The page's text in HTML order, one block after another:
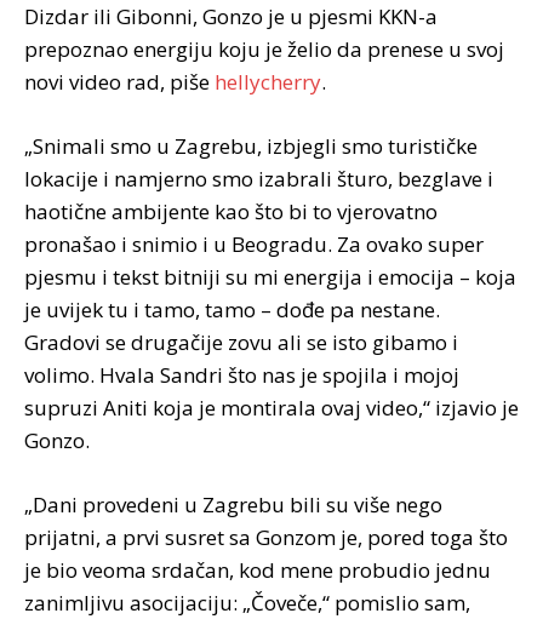
Dizdar ili Gibonni, Gonzo je u pjesmi KKN-a
prepoznao energiju koju je želio da prenese u svoj
novi video rad, piše hellycherry.
„Snimali smo u Zagrebu, izbjegli smo turističke
lokacije i namjerno smo izabrali šturo, bezglave i
haotične ambijente kao što bi to vjerovatno
pronašao i snimio i u Beogradu. Za ovako super
pjesmu i tekst bitniji su mi energija i emocija – koja
je uvijek tu i tamo, tamo – dođe pa nestane.
Gradovi se drugačije zovu ali se isto gibamo i
volimo. Hvala Sandri što nas je spojila i mojoj
supruzi Aniti koja je montirala ovaj video,“ izjavio je
Gonzo.
„Dani provedeni u Zagrebu bili su više nego
prijatni, a prvi susret sa Gonzom je, pored toga što
je bio veoma srdačan, kod mene probudio jednu
zanimljivu asocijaciju: „Čoveče,“ pomislio sam,